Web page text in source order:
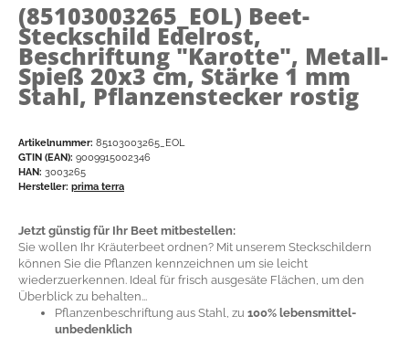
(85103003265_EOL) Beet-
Steckschild Edelrost,
Beschriftung "Karotte", Metall-
Spieß 20x3 cm, Stärke 1 mm
Stahl, Pflanzenstecker rostig
Artikelnummer: 85103003265_EOL
GTIN (EAN): 9009915002346
HAN: 3003265
Hersteller: prima terra
Jetzt günstig für Ihr Beet mitbestellen:
Sie wollen Ihr Kräuterbeet ordnen? Mit unserem Steckschildern
können Sie die Pflanzen kennzeichnen um sie leicht
wiederzuerkennen. Ideal für frisch ausgesäte Flächen, um den
Überblick zu behalten...
Pflanzenbeschriftung aus Stahl, zu 100% lebensmittel-
unbedenklich